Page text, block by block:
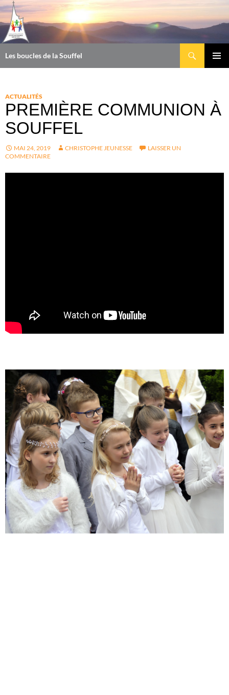
Aller
contenu
Les boucles de la Souffel
ACTUALITÉS
PREMIÈRE COMMUNION À
SOUFFEL
MAI 24, 2019 CHRISTOPHE JEUNESSE
LAISSER UN
COMMENTAIRE